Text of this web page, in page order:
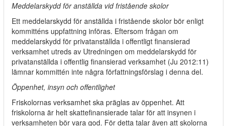
Meddelarskydd för anställda vid fristående skolor
Ett meddelarskydd för anställda i fristående skolor bör enligt
kommitténs uppfattning införas. Eftersom frågan om
meddelarskydd för privatanställda i offentligt finansierad
verksamhet utreds av Utredningen om meddelarskydd för
privatanställda i offentlig finansierad verksamhet (Ju 2012:11)
lämnar kommittén inte några författningsförslag i denna del.
Öppenhet, insyn och offentlighet
Friskolornas verksamhet ska präglas av öppenhet. Att
friskolorna är helt skattefinansierade talar för att insynen i
verksamheten bör vara god. För detta talar även att skolorna